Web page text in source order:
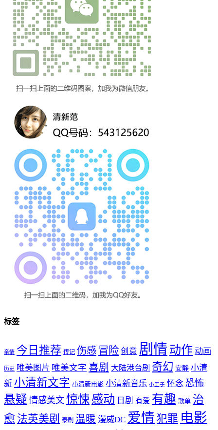
标签
亲情 今日推荐 传记 伤感 冒险 创意 剧情 动作 动画
历史 唯美图片 唯美文字 喜剧 大陆港台剧 奇幻 安静 小清
新 小清新文字 小清新电影 小清新音乐 小王子 怀念 恐怖
悬疑 情感美文 惊悚 感动 日剧 有爱 有趣 歌单 治
愈 法英美剧 泰剧 温暖 漫威DC 爱情 犯罪 电影